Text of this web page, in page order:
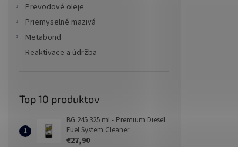
Prevodové oleje
Priemyselné mazivá
Metabond
Reaktivace a údržba
Top 10 produktov
BG 245 325 ml - Premium Diesel
Fuel System Cleaner
€27,90